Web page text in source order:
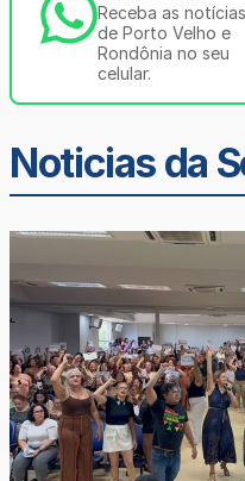
Receba as notícias
de Porto Velho e
Rondônia no seu
celular.
Noticias da